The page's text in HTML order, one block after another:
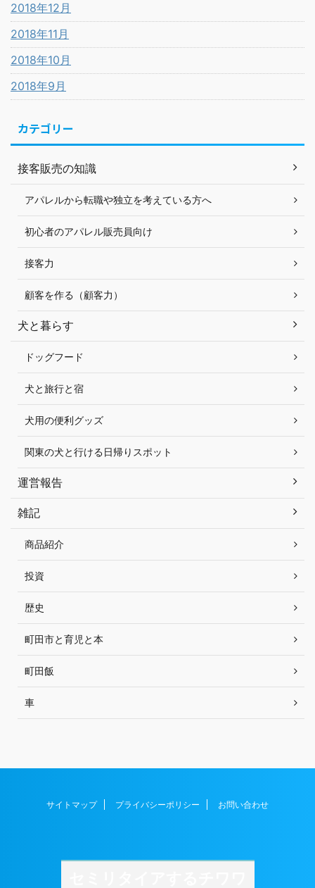
2018年12月
2018年11月
2018年10月
2018年9月
カテゴリー
接客販売の知識
アパレルから転職や独立を考えている方へ
初心者のアパレル販売員向け
接客力
顧客を作る（顧客力）
犬と暮らす
ドッグフード
犬と旅行と宿
犬用の便利グッズ
関東の犬と行ける日帰りスポット
運営報告
雑記
商品紹介
投資
歴史
町田市と育児と本
町田飯
車
サイトマップ プライバシーポリシー お問い合わせ